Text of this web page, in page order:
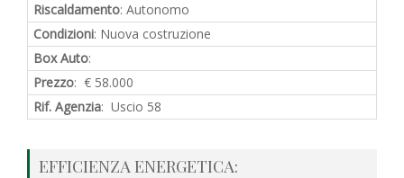
Riscaldamento: Autonomo
Condizioni: Nuova costruzione
Box Auto:
Prezzo: € 58.000
Rif. Agenzia: Uscio 58
EFFICIENZA ENERGETICA: